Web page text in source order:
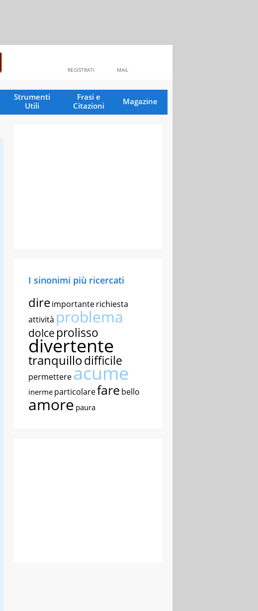
MAIL
REGISTRATI
Strumenti
Utili
Frasi e
Citazioni
Magazine
I sinonimi più ricercati
direimportanterichiesta
attività problema
dolce prolisso
divertente
tranquillodifficile
permettereacume
inerme particolarefare bello
amore paura